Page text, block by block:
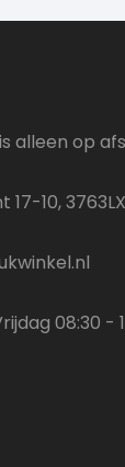
alleen op
10,
08:30 -